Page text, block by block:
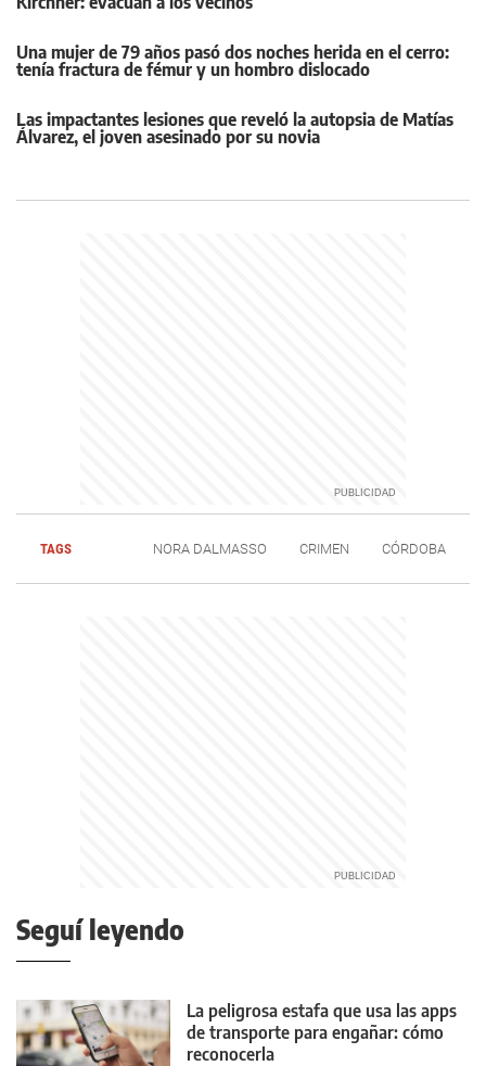
Una mujer de 79 años pasó dos noches herida en el cerro:
tenía fractura de fémur y un hombro dislocado
Las impactantes lesiones que reveló la autopsia de Matías
Álvarez, el joven asesinado por su novia
TAGS NORA DALMASSO CRIMEN CÓRDOBA
Seguí leyendo
La peligrosa estafa que usa las apps
de transporte para engañar: cómo
reconocerla